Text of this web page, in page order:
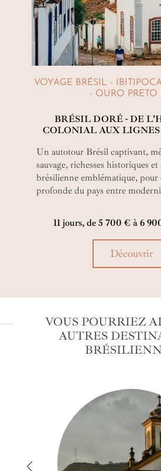
VOYAGE BRÉSIL -
- OURO PRETO
BRÉSIL DORÉ - DE
COLONIAL AUX
Un autotour Brésil captivant,
sauvage, richesses historiques
brésilienne emblématique, pour
profonde du pays entre
11 jours, de 5 700 € à 6
Découvrir
VOUS POURRIEZ
AUTRES